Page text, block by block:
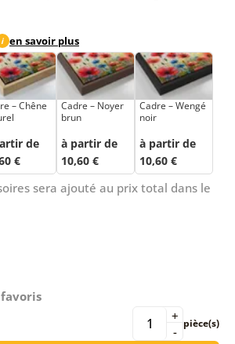
i en savoir plus
– Chêne
de
€
Cadre – Noyer
brun
à partir de
10,60 €
Cadre – Wengé
noir
à partir de
10,60 €
sera ajouté au prix total dans le
-
+ pièce(s)